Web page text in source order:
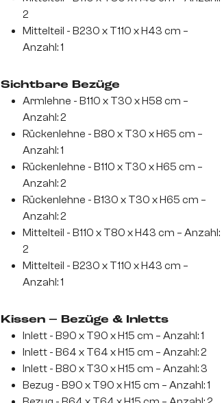
2
Mittelteil - B230 x T110 x H43 cm –
Anzahl: 1
Sichtbare Bezüge
Armlehne - B110 x T30 x H58 cm –
Anzahl: 2
Rückenlehne - B80 x T30 x H65 cm –
Anzahl: 1
Rückenlehne - B110 x T30 x H65 cm –
Anzahl: 2
Rückenlehne - B130 x T30 x H65 cm –
Anzahl: 2
Mittelteil - B110 x T80 x H43 cm – Anzahl:
2
Mittelteil - B230 x T110 x H43 cm –
Anzahl: 1
Kissen – Bezüge & Inletts
Inlett - B90 x T90 x H15 cm – Anzahl: 1
Inlett - B64 x T64 x H15 cm – Anzahl: 2
Inlett - B80 x T30 x H15 cm – Anzahl: 3
Bezug - B90 x T90 x H15 cm – Anzahl: 1